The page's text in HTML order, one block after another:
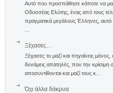
Αυτό που προσπάθησε κάποτε να
Οδυσσέας Ελύτης, ένας από τους
πραγματικά μεγάλους Έλληνες, αυτό
Ξέχασες…
Ξέχασες το μαζί και πηγαίνεις μόνος,
δυνάμεις απατηλές, που την κρίσιμη
αποσυντίθονται και μαζί τους κ...
Όχι άλλα δάκρυα